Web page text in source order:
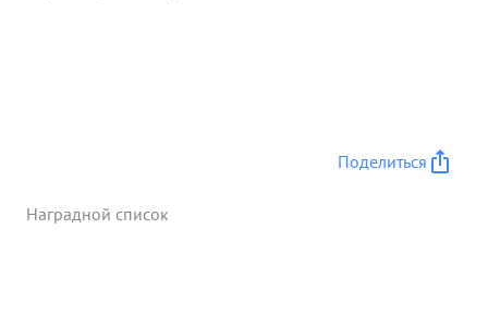
Поделиться
Наградной список